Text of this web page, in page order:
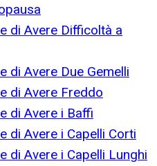
di Avere Difficoltà a
di Avere Due Gemelli
di Avere Freddo
di Avere i Baffi
di Avere i Capelli Corti
di Avere i Capelli Lunghi